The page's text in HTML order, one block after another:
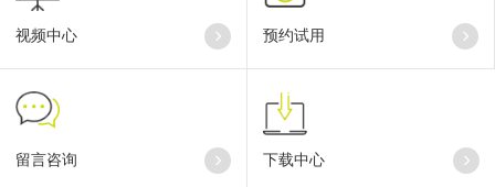
视频中心 预约试用
留言咨询 下载中心